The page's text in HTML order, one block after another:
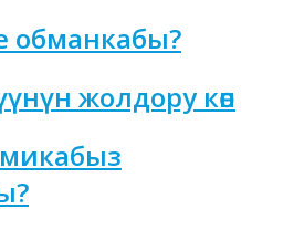
обманкабы?
жолдору көп